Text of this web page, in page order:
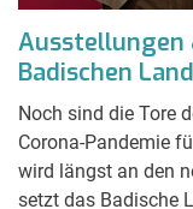
Ausstellungen
Badischen
Noch sind die Tore
Corona-Pandemie
wird längst an den
setzt das Badische